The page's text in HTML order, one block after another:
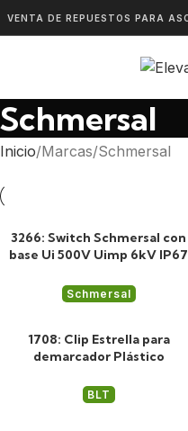
VENTA DE REPUESTOS PARA
Schmersal
Inicio Marcas Schmersal
3266: Switch Schmersal con
base Ui 500V Uimp 6kV IP67
Schmersal
1708: Clip Estrella para
demarcador Plástico
BLT